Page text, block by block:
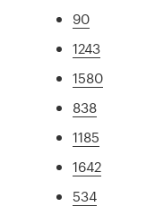
90
1243
1580
838
1185
1642
534